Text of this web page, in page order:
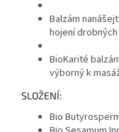
Balzám
hojení
BioKarité
výborný k
SLOŽENÍ:
Bio